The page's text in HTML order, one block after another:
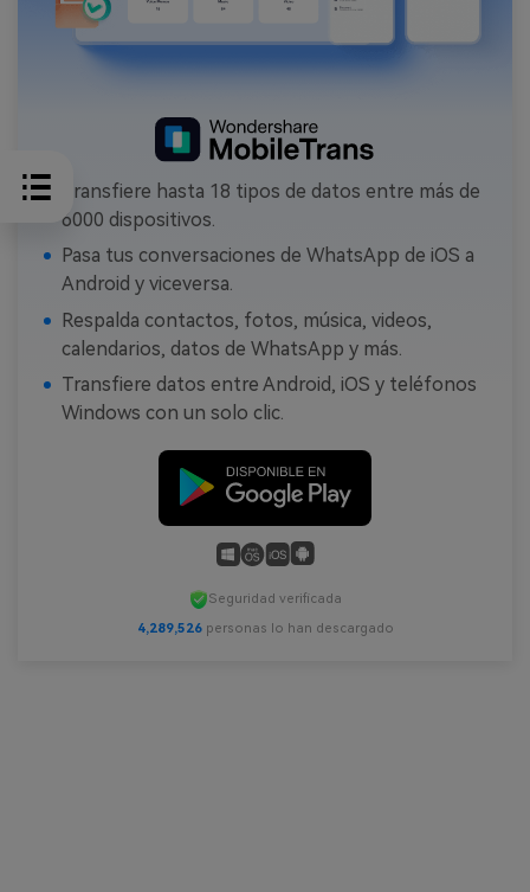
Transfiere hasta 18 tipos de datos entre más de
6000 dispositivos.
Pasa tus conversaciones de WhatsApp de iOS a
Android y viceversa.
Respalda contactos, fotos, música, videos,
calendarios, datos de WhatsApp y más.
Transfiere datos entre Android, iOS y teléfonos
Windows con un solo clic.
Seguridad verificada
4,289,528personas lo han descargado